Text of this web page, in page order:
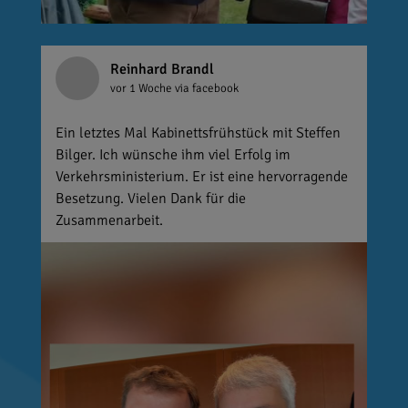
Reinhard Brandl
vor 1 Woche via facebook
Ein letztes Mal Kabinettsfrühstück mit Steffen
Bilger. Ich wünsche ihm viel Erfolg im
Verkehrsministerium. Er ist eine hervorragende
Besetzung. Vielen Dank für die
Zusammenarbeit.